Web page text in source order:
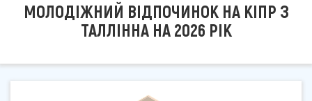
МОЛОДІЖНИЙ ВІДПОЧИНОК НА КІПР З
ТАЛЛІННА НА 2026 РІК